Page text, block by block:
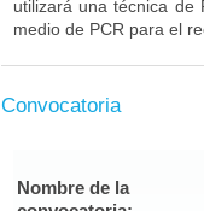
utilizará una técnica de
medio de PCR para el
Convocatoria
Nombre de la